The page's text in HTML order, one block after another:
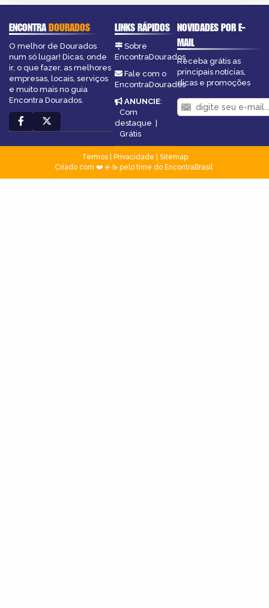
ENCONTRADOURADOS
O melhor de Dourados
num só lugar! Dicas, onde
ir, o que fazer, as melhores
empresas, locais, serviços
e muito mais no guia
Encontra Dourados.
LINKS RÁPIDOS
Sobre
EncontraDourados
Fale com o
EncontraDourados
ANUNCIE:
Com
destaque
Grátis
NOVIDADES POR E-
MAIL
Receba grátis as
principais notícias,
dicas e promoções
Termos| Privacidade
Sitemap
Criado com ❤️ e ☕ pelo time do EncontraBrasil